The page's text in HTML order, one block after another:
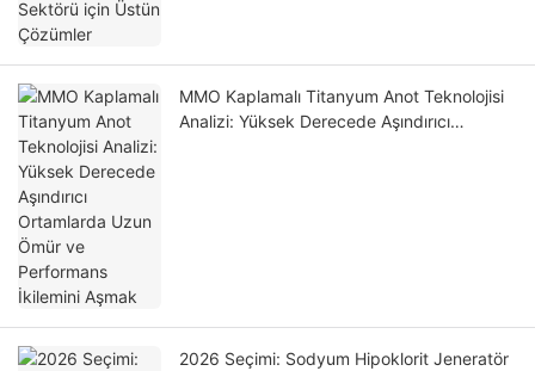
MMO Kaplamalı Titanyum Anot Teknolojisi
Analizi: Yüksek Derecede Aşındırıcı
2026 Seçimi: Sodyum Hipoklorit Jeneratör